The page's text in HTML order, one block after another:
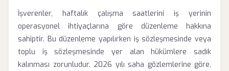
İşverenler, haftalık çalışma saatlerini iş yerinin
operasyonel ihtiyaçlarına göre düzenleme hakkına
sahiptir. Bu düzenleme yapılırken iş sözleşmesinde veya
toplu iş sözleşmesinde yer alan hükümlere sadık
kalınması zorunludur. 2026 yılı saha gözlemlerine göre,